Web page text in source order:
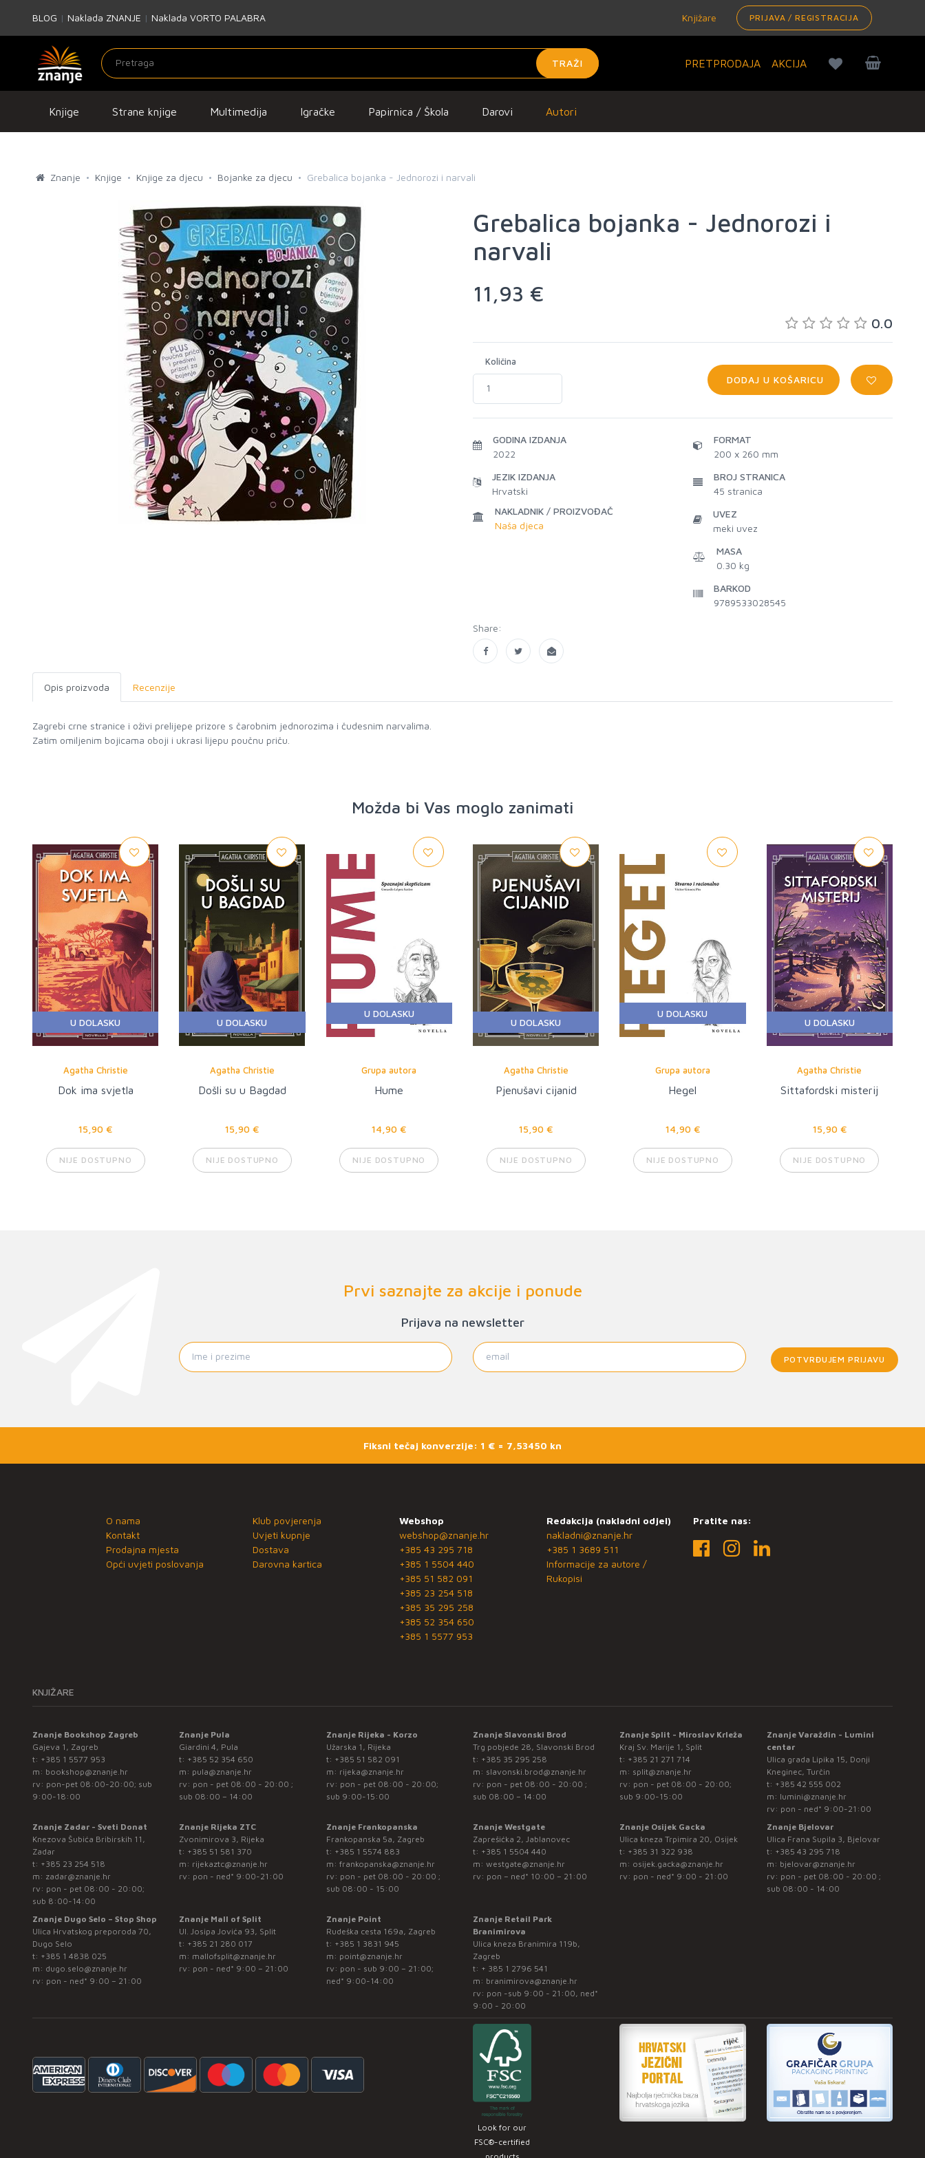
BLOG | Naklada ZNANJE | Naklada VORTO PALABRA Knjižare PRIJAVA / REGISTRACIJA
TRAŽI PRETPRODAJA AKCIJA
Knjige Strane knjige Multimedija Igračke Papirnica / Škola Darovi Autori
Znanje Knjige Knjige za djecu Bojanke za djecu Grebalica bojanka - Jednorozi i narvali
Grebalica bojanka - Jednorozi i
narvali
11,93 €
0.0
Količina
DODAJ U KOŠARICU
GODINA IZDANJA
2022
JEZIK IZDANJA
Hrvatski
NAKLADNIK / PROIZVOĐAČ
Naša djeca
FORMAT
200 x 260 mm
BROJ STRANICA
45 stranica
UVEZ
meki uvez
MASA
0.30 kg
BARKOD
9789533028545
Share:
Opis proizvoda Recenzije
Zagrebi crne stranice i oživi prelijepe prizore s čarobnim jednorozima i čudesnim narvalima.
Zatim omiljenim bojicama oboji i ukrasi lijepu poučnu priču.
Možda bi Vas moglo zanimati
U DOLASKU
Agatha Christie
Dok ima svjetla
15,90 €
NIJE DOSTUPNO
U DOLASKU
Agatha Christie
Došli su u Bagdad
15,90 €
NIJE DOSTUPNO
U DOLASKU
Grupa autora
Hume
14,90 €
NIJE DOSTUPNO
U DOLASKU
Agatha Christie
Pjenušavi cijanid
15,90 €
NIJE DOSTUPNO
U DOLASKU
Grupa autora
Hegel
14,90 €
NIJE DOSTUPNO
U DOLASKU
Agatha Christie
Sittafordski misterij
15,90 €
NIJE DOSTUPNO
Prvi saznajte za akcije i ponude
Prijava na newsletter
POTVRĐUJEM PRIJAVU
Fiksni tečaj konverzije: 1 € = 7,53450 kn
O nama
Kontakt
Prodajna mjesta
Opći uvjeti poslovanja
Klub povjerenja
Uvjeti kupnje
Dostava
Darovna kartica
Webshop
webshop@znanje.hr
+385 43 295 718
+385 1 5504 440
+385 51 582 091
+385 23 254 518
+385 35 295 258
+385 52 354 650
+385 1 5577 953
Redakcija (nakladni odjel)
nakladni@znanje.hr
+385 1 3689 511
Informacije za autore /
Rukopisi
Pratite nas:
KNJIŽARE
Znanje Bookshop Zagreb
Gajeva 1, Zagreb
t: +385 1 5577 953
m: bookshop@znanje.hr
rv: pon-pet 08:00-20:00; sub
9:00-18:00
Znanje Pula
Giardini 4, Pula
t: +385 52 354 650
m: pula@znanje.hr
rv: pon - pet 08:00 - 20:00 ;
sub 08:00 – 14:00
Znanje Rijeka - Korzo
Užarska 1, Rijeka
t: +385 51 582 091
m: rijeka@znanje.hr
rv: pon - pet 08:00 - 20:00;
sub 9:00-15:00
Znanje Slavonski Brod
Trg pobjede 28, Slavonski Brod
t: +385 35 295 258
m: slavonski.brod@znanje.hr
rv: pon - pet 08:00 - 20:00 ;
sub 08:00 – 14:00
Znanje Split - Miroslav Krleža
Kraj Sv. Marije 1, Split
t: +385 21 271 714
m: split@znanje.hr
rv: pon - pet 08:00 - 20:00;
sub 9:00-15:00
Znanje Varaždin - Lumini
centar
Ulica grada Lipika 15, Donji
Kneginec, Turčin
t: +385 42 555 002
m: lumini@znanje.hr
rv: pon - ned* 9:00-21:00
Znanje Zadar - Sveti Donat
Knezova Šubića Bribirskih 11,
Zadar
t: +385 23 254 518
m: zadar@znanje.hr
rv: pon - pet 08:00 - 20:00;
sub 8:00-14:00
Znanje Rijeka ZTC
Zvonimirova 3, Rijeka
t: +385 51 581 370
m: rijekaztc@znanje.hr
rv: pon - ned* 9:00-21:00
Znanje Frankopanska
Frankopanska 5a, Zagreb
t: +385 1 5574 883
m: frankopanska@znanje.hr
rv: pon - pet 08:00 - 20:00 ;
sub 08:00 - 15:00
Znanje Westgate
Zaprešićka 2, Jablanovec
t: +385 1 5504 440
m: westgate@znanje.hr
rv: pon – ned* 10:00 – 21:00
Znanje Osijek Gacka
Ulica kneza Trpimira 20, Osijek
t: +385 31 322 938
m: osijek.gacka@znanje.hr
rv: pon - ned* 9:00 - 21:00
Znanje Bjelovar
Ulica Frana Supila 3, Bjelovar
t: +385 43 295 718
m: bjelovar@znanje.hr
rv: pon - pet 08:00 - 20:00 ;
sub 08:00 - 14:00
Znanje Dugo Selo – Stop Shop
Ulica Hrvatskog preporoda 70,
Dugo Selo
t: +385 1 4838 025
m: dugo.selo@znanje.hr
rv: pon - ned* 9:00 – 21:00
Znanje Mall of Split
Ul. Josipa Jovića 93, Split
t: +385 21 280 017
m: mallofsplit@znanje.hr
rv: pon - ned* 9:00 – 21:00
Znanje Point
Rudeška cesta 169a, Zagreb
t: +385 1 3831 945
m: point@znanje.hr
rv: pon - sub 9:00 – 21:00;
ned* 9:00-14:00
Znanje Retail Park
Branimirova
Ulica kneza Branimira 119b,
Zagreb
t: + 385 1 2796 541
m: branimirova@znanje.hr
rv: pon -sub 9:00 - 21:00, ned*
9:00 - 20:00
Look for our
FSC®-certified